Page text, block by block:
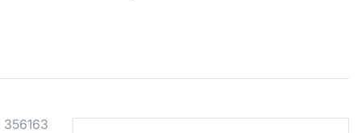
356163